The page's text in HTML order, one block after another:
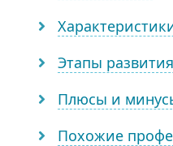
Этапы
Плюсы и
Похожие